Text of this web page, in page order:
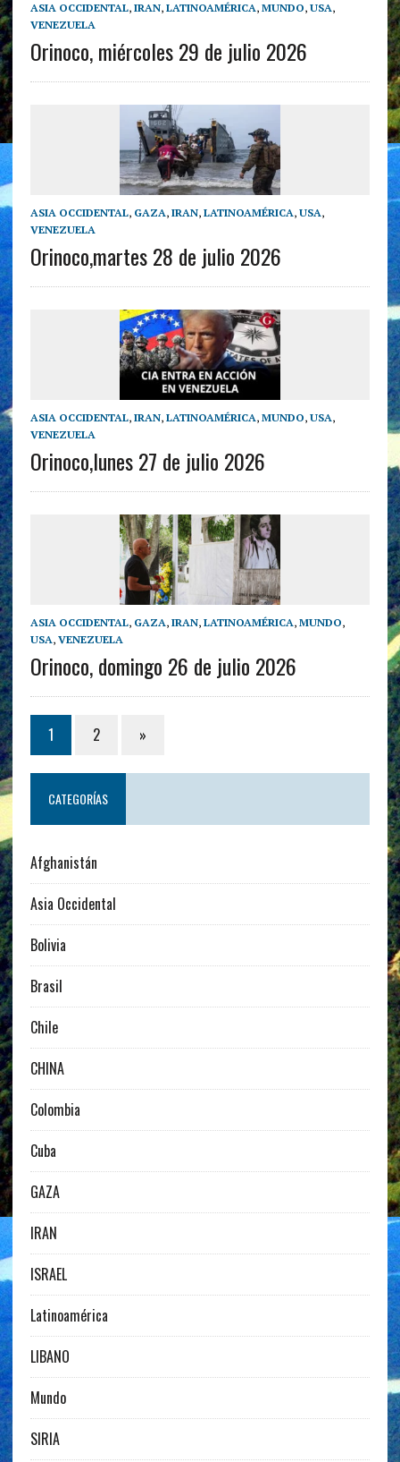
ASIA OCCIDENTAL, IRAN, LATINOAMÉRICA, MUNDO, USA,
VENEZUELA
Orinoco, miércoles 29 de julio 2026
ASIA OCCIDENTAL, GAZA, IRAN, LATINOAMÉRICA, USA,
VENEZUELA
Orinoco,martes 28 de julio 2026
ASIA OCCIDENTAL, IRAN, LATINOAMÉRICA, MUNDO, USA,
VENEZUELA
Orinoco,lunes 27 de julio 2026
ASIA OCCIDENTAL, GAZA, IRAN, LATINOAMÉRICA, MUNDO,
USA, VENEZUELA
Orinoco, domingo 26 de julio 2026
1 2 »
CATEGORÍAS
Afghanistán
Asia Occidental
Bolivia
Brasil
Chile
CHINA
Colombia
Cuba
GAZA
IRAN
ISRAEL
Latinoamérica
LIBANO
Mundo
SIRIA